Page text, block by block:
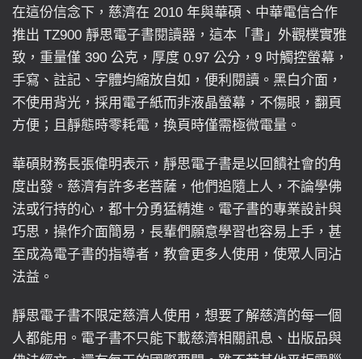
在這份信念下，慈濟在 2010 年與華碩、中華電信合作
推出 TZ900 靜思電子書閱讀器，這本「書」外觀樸實雅
致，重量僅 390 公克，厚度 0.97 公分，9 吋觸控螢幕，
手寫、註記、字體均縮放自如，便利閱讀。黑白介面，
不使用背光，採用電子紙而非液晶螢幕，不傷眼，翻頁
方便；且靜態時零耗電，換頁時僅需極微電量。
華碩財務長張偉明表示，靜思電子書是以回饋社會的角
度出發。慈濟有許多老菩薩，他們追隨上人，不論學佛
法或行持的心，都十分勇猛精進。電子書的專業設計與
巧思，操作介面簡易，長輩們願意學習也容易上手，甚
至成為電子書的指導者，教會更多人使用，使眾人同沾
法益。
靜思電子書不限定慈濟人使用，想要了解慈濟的每一個
人都能用。電子書不只能下載慈濟相關訊息、出版品與